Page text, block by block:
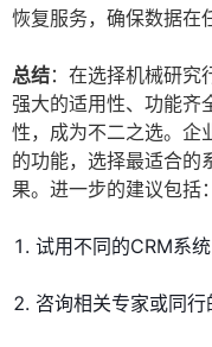
恢复服务，确保数据在
总结：在选择机械研究
强大的适用性、功能齐
性，成为不二之选。企
的功能，选择最适合的
果。进一步的建议包括：
试用不同的CRM系
咨询相关专家或同行